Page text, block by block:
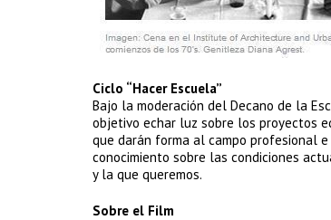
Ciclo “Hacer Escuela”
Bajo la moderación del Decano de la
objetivo echar luz sobre los proyectos
que darán forma al campo profesional
conocimiento sobre las condiciones
y la que queremos.
Sobre el Film